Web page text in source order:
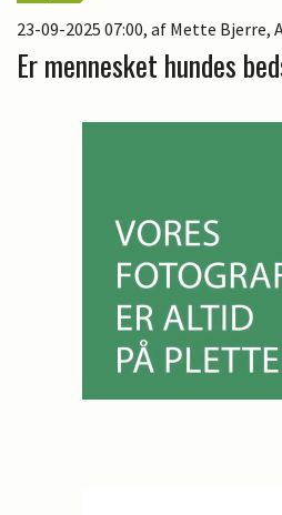
23-09-2025 07:00, af Mette Bjerre,
Er mennesket hundes